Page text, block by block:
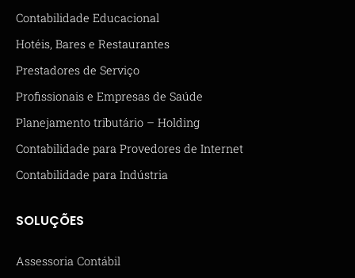
Contabilidade Educacional
Hotéis, Bares e Restaurantes
Prestadores de Serviço
Profissionais e Empresas de Saúde
Planejamento tributário – Holding
Contabilidade para Provedores de Internet
Contabilidade para Indústria
SOLUÇÕES
Assessoria Contábil